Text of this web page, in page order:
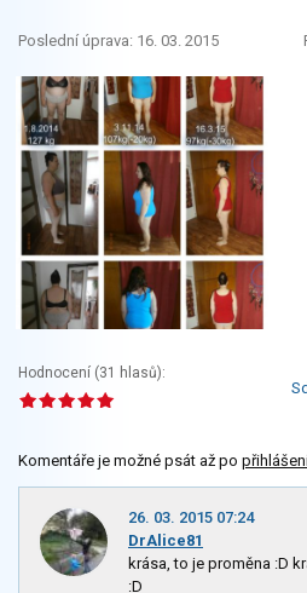
Poslední úprava: 16. 03. 2015
Hodnocení (31 hlasů):
Komentáře je možné psát až po
26. 03. 2015 07:24
DrAlice81
krása, to je proměna :D
:D